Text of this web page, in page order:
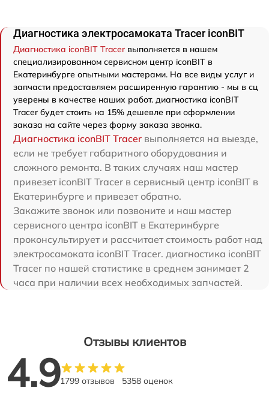
Диагностика электросамоката Tracer iconBIT
Диагностика iconBIT Tracerвыполняется в нашем
специализированном сервисном центр iconBIT в
Екатеринбурге опытными мастерами. На все виды услуг и
запчасти предоставляем расширенную гарантию - мы в сц
уверены в качестве наших работ. диагностика iconBIT
Tracer будет стоить на 15% дешевле при оформлении
заказа на сайте через форму заказа звонка.
Диагностика iconBIT Tracer выполняется на выезде,
если не требует габаритного оборудования и
сложного ремонта. В таких случаях наш мастер
привезет iconBIT Tracer в сервисный центр iconBIT в
Екатеринбурге и привезет обратно.
Закажите звонок или позвоните и наш мастер
сервисного центра iconBIT в Екатеринбурге
проконсультирует и рассчитает стоимость работ над
электросамоката iconBIT Tracer. диагностика iconBIT
Tracer по нашей статистике в среднем занимает 2
часа при наличии всех необходимых запчастей.
Отзывы клиентов
4.91799 отзывов 5358 оценок